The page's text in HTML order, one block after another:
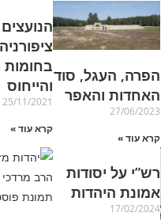
הפרה, העגל, סוד
האחדות והאפר
27/06/2023
קרא עוד »
הנועצים
בחומות
והייחוס
25/11/2021
קרא עוד »
רש”י על יסודות
אמונת היהדות
17/02/2024